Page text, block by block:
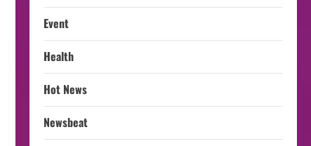
Event
Health
Hot News
Newsbeat